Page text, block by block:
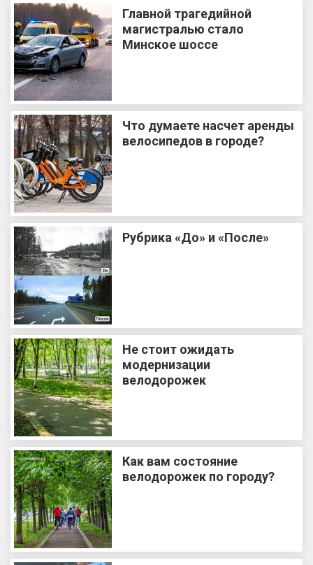
Главной трагедийной
магистралью стало
Минское шоссе
Что думаете насчет аренды
велосипедов в городе?
Рубрика «До» и «После»
Не стоит ожидать
модернизации
велодорожек
Как вам состояние
велодорожек по городу?